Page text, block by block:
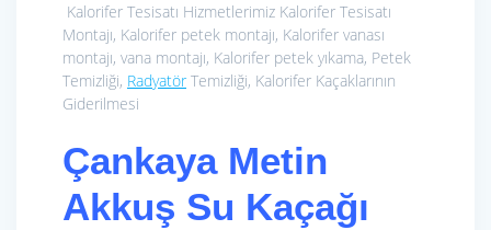
Kalorifer Tesisatı Hizmetlerimiz Kalorifer Tesisatı
Montajı, Kalorifer petek montajı, Kalorifer vanası
montajı, vana montajı, Kalorifer petek yıkama, Petek
Temizliği, Radyatör Temizliği, Kalorifer Kaçaklarının
Giderilmesi
Çankaya Metin
Akkuş Su Kaçağı